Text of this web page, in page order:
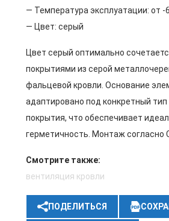
— Температура эксплуатации: от -
— Цвет: серый
Цвет серый оптимально
покрытиями из серой
фальцевой кровли. Основание
адаптировано под конкретный тип
покрытия, что обеспечивает
герметичность. Монтаж согласно
Смотрите также:
вентиляция кровли
ПОДЕЛИТЬСЯ